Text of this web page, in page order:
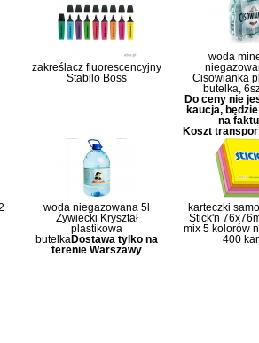
zakreślacz fluorescencyjny
Stabilo Boss
woda
Cisowianka
butelka,
Do ceny nie
kaucja,
na
Koszt
woda niegazowana 5l
Żywiecki Kryształ
plastikowa
butelkaDostawa tylko na
terenie Warszawy
karteczki
Stick'n
mix 5 kolorów
400